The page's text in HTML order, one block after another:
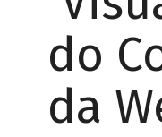
do
da